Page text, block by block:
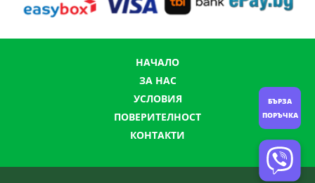
НАЧАЛО
ЗА НАС
УСЛОВИЯ
ПОВЕРИТЕЛНОСТ
КОНТАКТИ
БЪРЗА
ПОРЪЧКА